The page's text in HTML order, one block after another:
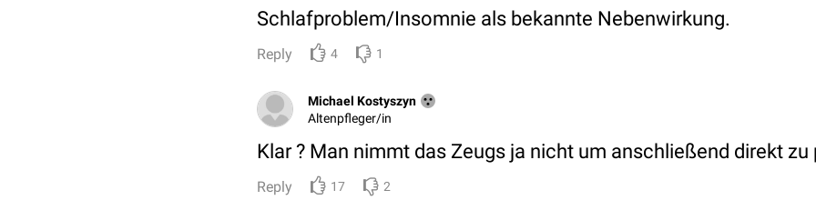
Schlafproblem/Insomnie als bekannte Nebenwirkung.
Reply 4 1
Michael Kostyszyn
Altenpfleger/in
Klar ? Man nimmt das Zeugs ja nicht um anschließend direkt zu
Reply 17 2